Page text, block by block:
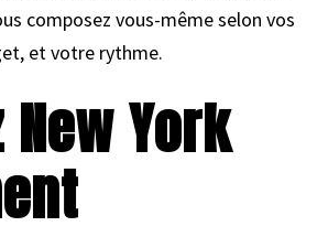
composez vous-même selon vos
et votre rythme.
York